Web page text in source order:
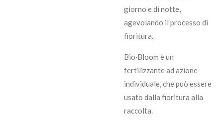
giorno e di notte,
agevolando il processo di
fioritura.
Bio·Bloom è un
fertilizzante ad azione
individuale, che può essere
usato dalla fioritura alla
raccolta.